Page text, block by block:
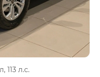
113 л.с.